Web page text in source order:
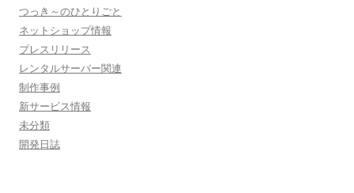
つっき～のひとりごと
ネットショップ情報
プレスリリース
レンタルサーバー関連
制作事例
新サービス情報
未分類
開発日誌